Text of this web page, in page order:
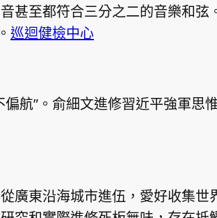
甚至都符合三分之二的音樂和弦
巡迴健檢中心
航”。俞細文進修習近平強軍思
東沿海城市進伍，愛好收集世